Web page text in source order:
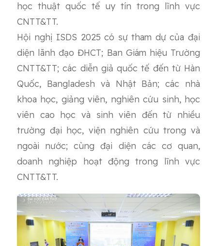
học thuật quốc tế uy tín trong lĩnh vực
CNTT&TT.
Hội nghị ISDS 2025 có sự tham dự của đại
diện lãnh đạo ĐHCT; Ban Giám hiệu Trường
CNTT&TT; các diễn giả quốc tế đến từ Hàn
Quốc, Bangladesh và Nhật Bản; các nhà
khoa học, giảng viên, nghiên cứu sinh, học
viên cao học và sinh viên đến từ nhiều
trường đại học, viện nghiên cứu trong và
ngoài nước; cùng đại diện các cơ quan,
doanh nghiệp hoạt động trong lĩnh vực
CNTT&TT.